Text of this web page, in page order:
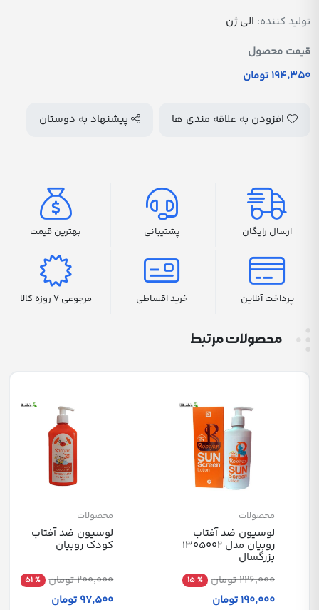
تولید کننده: الی ژن
قیمت محصول
194٬350 تومان
افزودن به علاقه مندی ها پیشنهاد به دوستان
ارسال رایگان پشتیبانی بهترین قیمت
پرداخت آنلاین خرید اقساطی مرجوعی 7 روزه کالا
محصولات مرتبط
محصولات
لوسیون ضد آفتاب
روبیان مدل 1305002
بزرگسال
226٬000 تومان
% 15
190٬000 تومان
محصولات
لوسیون ضد آفتاب
کودک روبیان
200٬000 تومان % 51
97٬500 تومان